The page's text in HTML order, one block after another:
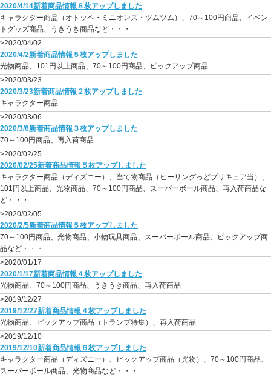
2020/4/14新着商品情報８枚アップしました
キャラクター商品（オトッペ・ミニオンズ・ツムツム）、70～100円商品、イベン
トグッズ商品、うきうき商品など・・・
>2020/04/02
2020/4/2新着商品情報５枚アップしました
光物商品、101円以上商品、70～100円商品、ピックアップ商品
>2020/03/23
2020/3/23新着商品情報２枚アップしました
キャラクター商品
>2020/03/06
2020/3/6新着商品情報３枚アップしました
70～100円商品、再入荷商品
>2020/02/25
2020/02/25新着商品情報５枚アップしました
キャラクター商品（ディズニー）、当て物商品（ヒーリングっどプリキュア当）、
101円以上商品、光物商品、70～100円商品、スーパーボール商品、再入荷商品な
ど・・・
>2020/02/05
2020/2/5新着商品情報５枚アップしました
70～100円商品、光物商品、小物玩具商品、スーパーボール商品、ピックアップ商
品など・・・
>2020/01/17
2020/1/17新着商品情報４枚アップしました
光物商品、70～100円商品、うきうき商品、再入荷商品
>2019/12/27
2019/12/27新着商品情報４枚アップしました
光物商品、ピックアップ商品（トランプ特集）、再入荷商品
>2019/12/10
2019/12/10新着商品情報６枚アップしました
キャラクター商品（ディズニー）、ピックアップ商品（光物）、70～100円商品、
スーパーボール商品、光物商品など・・・